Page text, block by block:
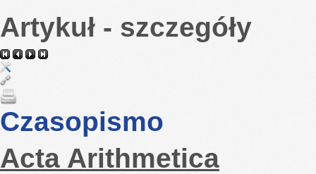
Artykuł - szczegóły
Czasopismo
Acta Arithmetica